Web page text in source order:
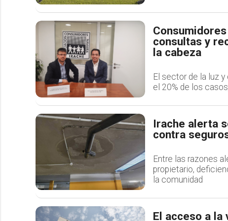
consultas y
la cabeza
El sector de la luz
el 20% de los
Irache alerta
contra
Entre las razones
propietario,
la comunidad
El acceso a